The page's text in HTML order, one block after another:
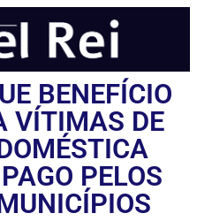
BENEFÍCIO
VÍTIMAS DE
PELOS